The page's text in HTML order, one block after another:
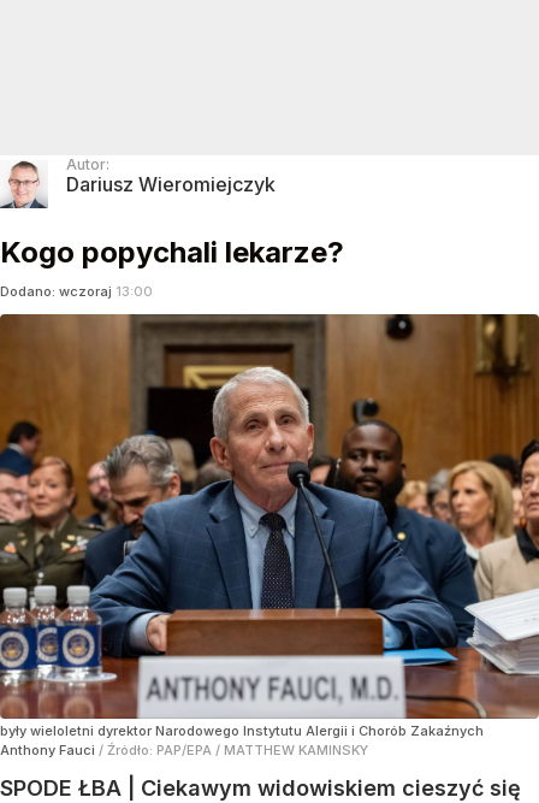
Autor:
Dariusz Wieromiejczyk
Kogo popychali lekarze?
Dodano: wczoraj 13:00
były wieloletni dyrektor Narodowego Instytutu Alergii i Chorób Zakaźnych
Anthony Fauci / Źródło: PAP/EPA / MATTHEW KAMINSKY
SPODE ŁBA | Ciekawym widowiskiem cieszyć się